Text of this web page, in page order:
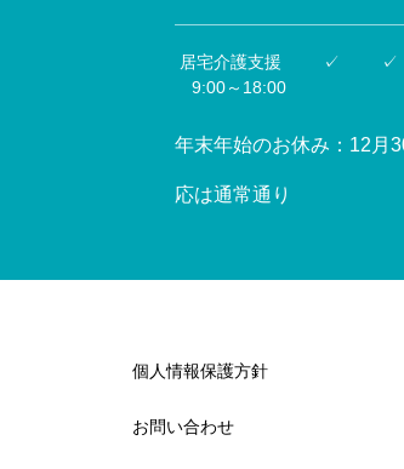
居宅介護支援
9:00～18:00
✓ ✓
年末年始のお休み：12
応は通常通り
個人情報保護方針
お問い合わせ